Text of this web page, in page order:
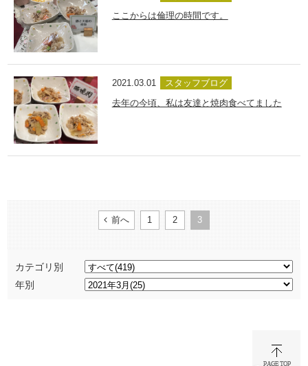
ここからは倫理の時間です。
2021.03.01
スタッフブログ
去年の今頃、私は友達と焼肉食べてました
前へ 1 2 3
カテゴリ別
年別